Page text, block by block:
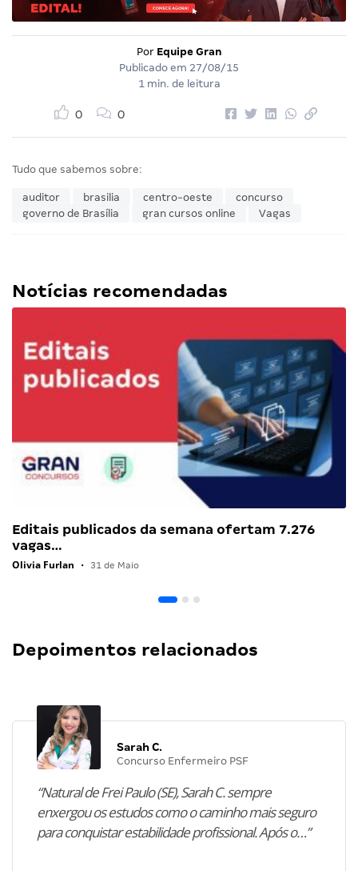
Por Equipe Gran
Publicado em 27/08/15
1 min. de leitura
0 0
Tudo que sabemos sobre:
auditor brasilia centro-oeste
concurso
governo de Brasília
gran cursos online Vagas
Notícias recomendadas
Editais publicados da semana ofertam 7.276
vagas…
Olivia Furlan • 31 de Maio
Depoimentos relacionados
Sarah C.
Concurso Enfermeiro PSF
“Natural de Frei Paulo (SE), Sarah C. sempre
enxergou os estudos como o caminho mais seguro
para conquistar estabilidade profissional. Após o…”